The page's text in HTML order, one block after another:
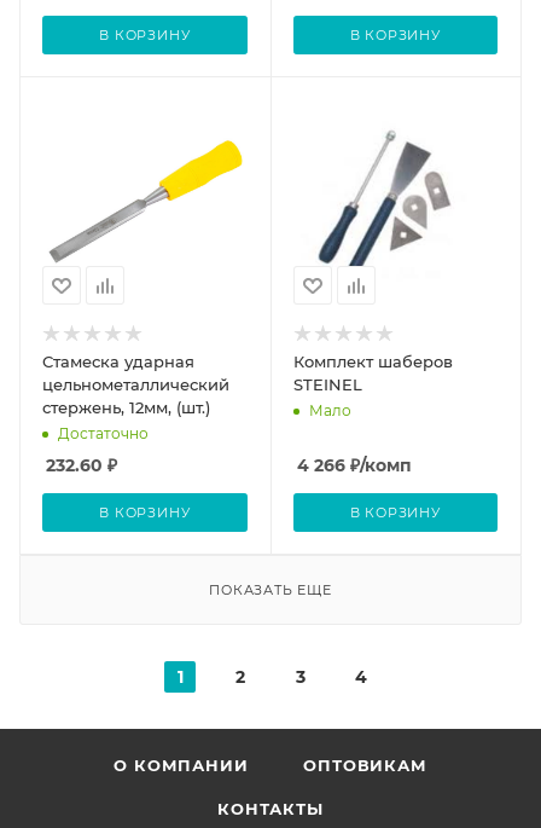
В КОРЗИНУ В КОРЗИНУ
Стамеска ударная
цельнометаллический
стержень, 12мм, (шт.)
Достаточно
232.60 ₽
В КОРЗИНУ
Комплект шаберов
STEINEL
Мало
4 266₽/комп
В КОРЗИНУ
ПОКАЗАТЬ ЕЩЕ
1 2 3 4
О КОМПАНИИ ОПТОВИКАМ
КОНТАКТЫ